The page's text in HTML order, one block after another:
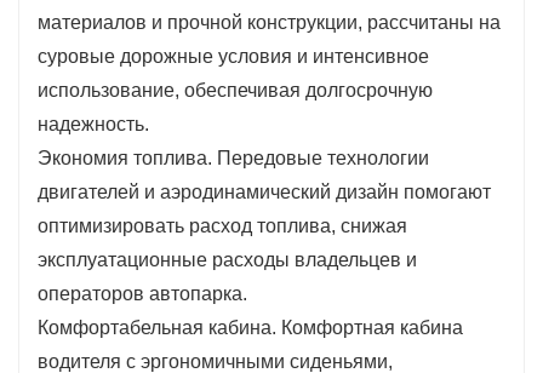
Heads оснащены различными функциями
безопасности, включая антиблокировочную
тормозную систему (ABS), электронный контроль
устойчивости и усовершенствованные системы
освещения, обеспечивающие безопасную
эксплуатацию на дороге.
Универсальность: эти головки прицепов
совместимы с широким спектром прицепов и могут
использоваться для различных целей, включая
грузовые перевозки, логистику и строительство.
материалов и прочной конструкции, рассчитаны на
суровые дорожные условия и интенсивное
использование, обеспечивая долгосрочную
надежность.
Экономия топлива. Передовые технологии
двигателей и аэродинамический дизайн помогают
оптимизировать расход топлива, снижая
эксплуатационные расходы владельцев и
операторов автопарка.
Комфортабельная кабина. Комфортная кабина
водителя с эргономичными сиденьями,